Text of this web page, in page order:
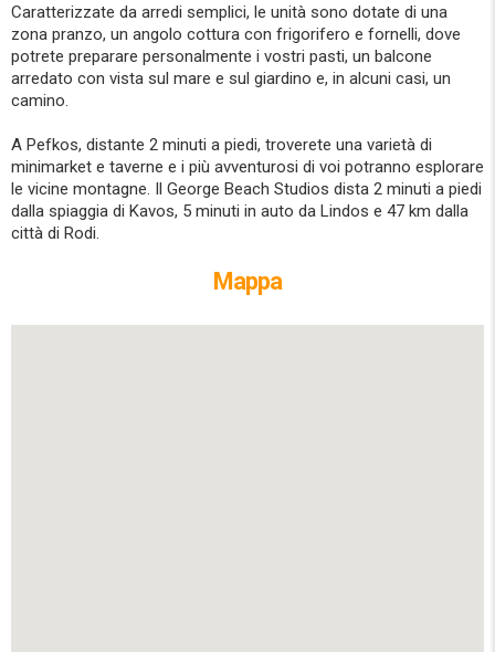
Caratterizzate da arredi semplici, le unità sono dotate di una
zona pranzo, un angolo cottura con frigorifero e fornelli, dove
potrete preparare personalmente i vostri pasti, un balcone
arredato con vista sul mare e sul giardino e, in alcuni casi, un
camino.
A Pefkos, distante 2 minuti a piedi, troverete una varietà di
minimarket e taverne e i più avventurosi di voi potranno esplorare
le vicine montagne. Il George Beach Studios dista 2 minuti a piedi
dalla spiaggia di Kavos, 5 minuti in auto da Lindos e 47 km dalla
città di Rodi.
Mappa